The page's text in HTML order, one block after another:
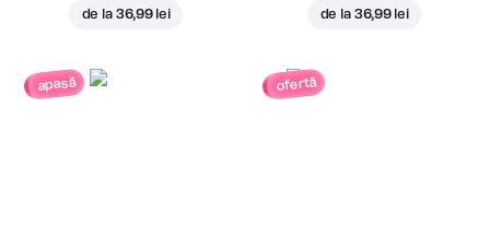
de la 36,99 lei de la 36,99 lei
apasă ofertă